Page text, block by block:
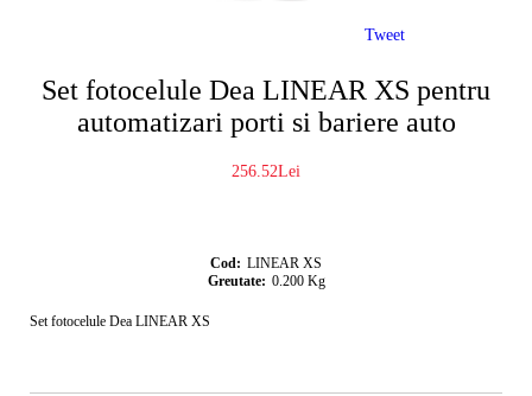
Set fotocelule Dea LINEAR XS pentru
automatizari porti si bariere auto
256.52Lei
Cod: LINEAR XS
Greutate: 0.200 Kg
Set fotocelule Dea LINEAR XS
Tweet